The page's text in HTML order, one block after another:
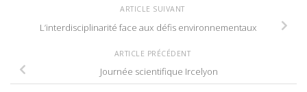
ARTICLE SUIVANT
L’interdisciplinarité face aux défis environnementaux
ARTICLE PRÉCÉDENT
Journée scientifique Ircelyon